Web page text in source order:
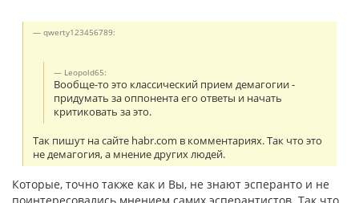
qwerty123456789:
Leopold65:
Вообще-то это классический прием демагогии -
придумать за оппонента его ответы и начать
критиковать за это.
Так пишут на сайте habr.com в комментариях. Так что это
не демагогия, а мнение других людей.
Которые, точно также как и Вы, не знают эсперанто и не
поинтересовались мнением самих эсперантистов. Так что